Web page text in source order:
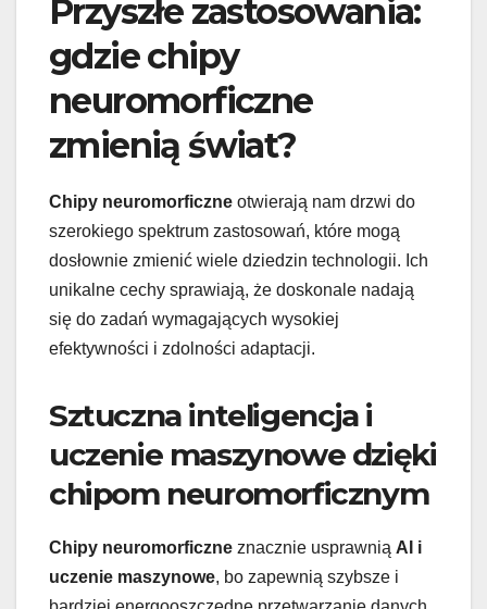
Przyszłe zastosowania:
gdzie chipy
neuromorficzne
zmienią świat?
Chipy neuromorficzne otwierają nam drzwi do
szerokiego spektrum zastosowań, które mogą
dosłownie zmienić wiele dziedzin technologii. Ich
unikalne cechy sprawiają, że doskonale nadają
się do zadań wymagających wysokiej
efektywności i zdolności adaptacji.
Sztuczna inteligencja i
uczenie maszynowe dzięki
chipom neuromorficznym
Chipy neuromorficzne znacznie usprawnią AI i
uczenie maszynowe, bo zapewnią szybsze i